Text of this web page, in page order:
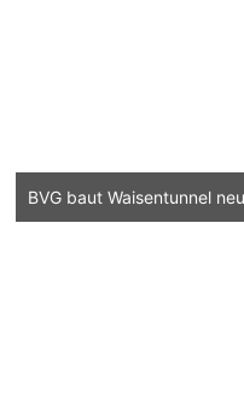
BVG baut Waisentunnel neu